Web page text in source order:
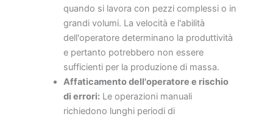
quando si lavora con pezzi complessi o in
grandi volumi. La velocità e l'abilità
dell'operatore determinano la produttività
e pertanto potrebbero non essere
sufficienti per la produzione di massa.
Affaticamento dell'operatore e rischio
di errori:Le operazioni manuali
richiedono lunghi periodi di